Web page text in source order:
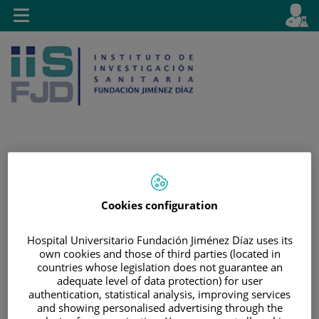
Jump to content
Active
en
Toggle
navigation
Cookies configuration
Hospital Universitario Fundación Jiménez Díaz uses its
own cookies and those of third parties (located in
countries whose legislation does not guarantee an
adequate level of data protection) for user
authentication, statistical analysis, improving services
and showing personalised advertising through the